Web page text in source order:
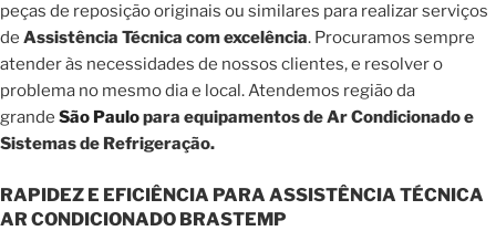
peças de reposição originais ou similares para realizar serviços
de Assistência Técnica com excelência. Procuramos sempre
atender às necessidades de nossos clientes, e resolver o
problema no mesmo dia e local. Atendemos região da
grande São Paulopara equipamentos de Ar Condicionado e
Sistemas de Refrigeração.
RAPIDEZ E EFICIÊNCIA PARA ASSISTÊNCIA TÉCNICA
AR CONDICIONADO BRASTEMP